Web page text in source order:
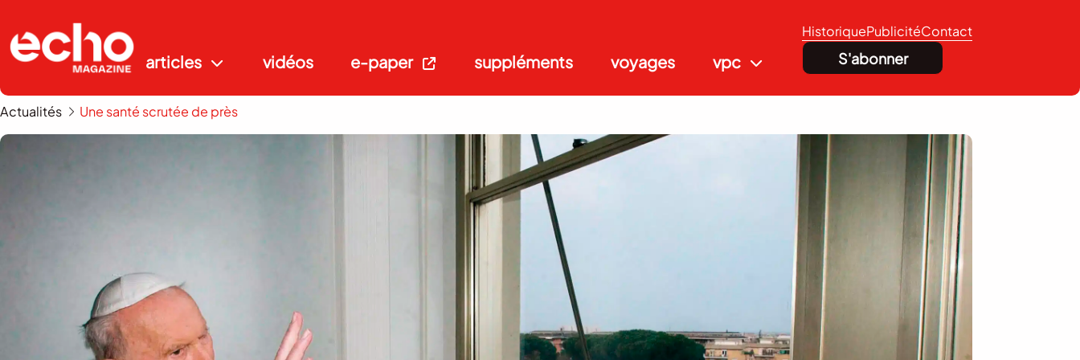
articles vidéos e-paper suppléments voyages vpc
HistoriquePublicitéContact
S'abonner
Actualités Une santé scrutée de près